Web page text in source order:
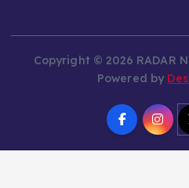
Copyright © 2026 RADAR
Powered by